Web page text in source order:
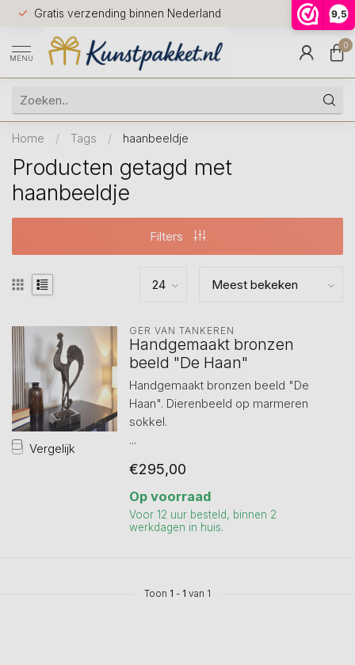
9,5
Gratis verzending binnen Nederland
Voor
huis
9.5
MENU
0
Home / Tags / haanbeeldje
Producten getagd met
haanbeeldje
Filters
Vergelijk
GER VAN TANKEREN
Handgemaakt bronzen
beeld "De Haan"
Handgemaakt bronzen beeld "De
Haan". Dierenbeeld op marmeren
sokkel.
...
€295,00
Op voorraad
Voor 12 uur besteld, binnen 2
werkdagen in huis.
Toon 1 - 1 van 1